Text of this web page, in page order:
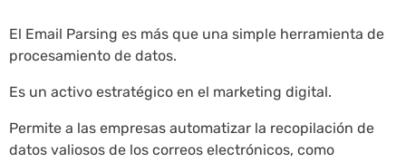
El Email Parsing es más que una simple herramienta de
procesamiento de datos.
Es un activo estratégico en el marketing digital.
Permite a las empresas automatizar la recopilación de
datos valiosos de los correos electrónicos, como